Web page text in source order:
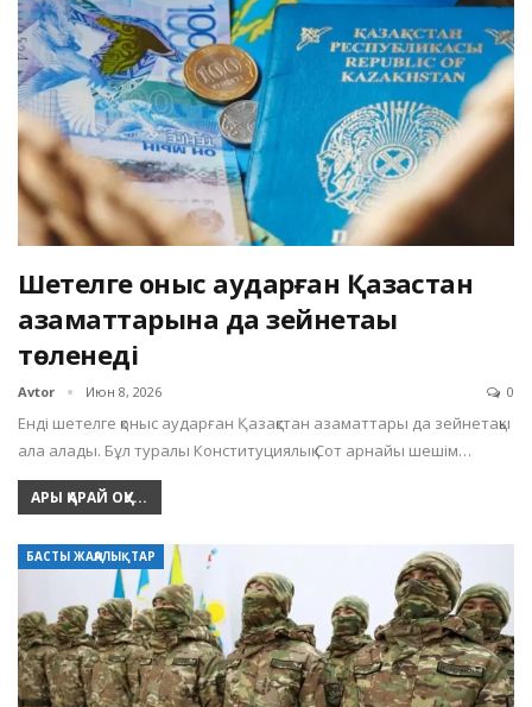
Шетелге қоныс аударған Қазақстан
азаматтарына да зейнетақы
төленеді
Avtor Июн 8, 2026 0
Енді шетелге қоныс аударған Қазақстан азаматтары да зейнетақы
ала алады. Бұл туралы Конституциялық Сот арнайы шешім…
АРЫ ҚАРАЙ ОҚУ...
БАСТЫ ЖАҢАЛЫҚТАР